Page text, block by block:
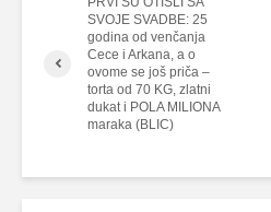
SVOJE SVADBE: 25
godina od venčanja
Cece i Arkana, a o
ovome se još priča –
torta od 70 KG, zlatni
dukat i POLA MILIONA
maraka (BLIC)